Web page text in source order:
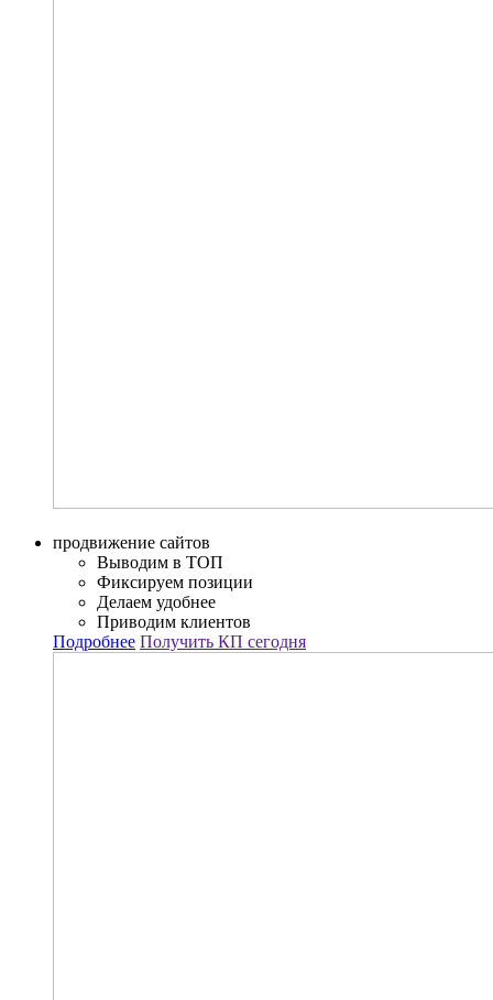
продвижение сайтов
Выводим в ТОП
Фиксируем позиции
Делаем удобнее
Приводим клиентов
Подробнее Получить КП сегодня